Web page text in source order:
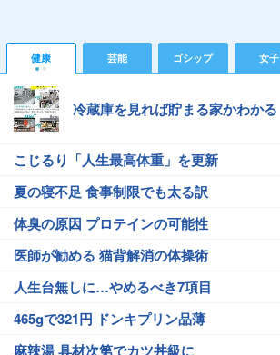
健康 芸能 ゴシップ 女子
冷蔵庫を見れば貯まる家かわかる
こじるり「人生最高体重」を更新
夏の寝不足 食事制限でも太る訳
体臭の原因 プロテインの可能性
医師が勧める 猫背解消の体操術
人生台無しに…やめるべき7項目
465gで321円 ドンキプリン品薄
麻辣湯 具材次第でカツ丼級に